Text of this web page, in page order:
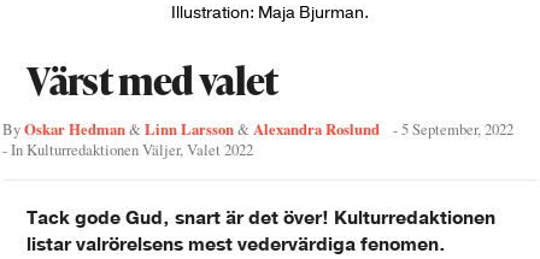
Illustration: Maja Bjurman.
Värst med valet
ByOskar Hedman&Linn Larsson&Alexandra Roslund -5 September, 2022
- In Kulturredaktionen Väljer,Valet 2022
Tack gode Gud, snart är det över! Kulturredaktionen
listar valrörelsens mest vedervärdiga fenomen.